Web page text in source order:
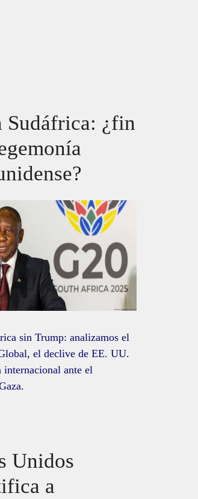
Sudáfrica: ¿fin
sin Trump: analizamos el
el declive de EE. UU.
ante el
Unidos
a